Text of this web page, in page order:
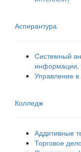
Аспирантура
Системный
информации,
Управление
Колледж
Аддитивные
Торговое